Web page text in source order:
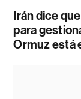
Irán dice
para
Ormuz está